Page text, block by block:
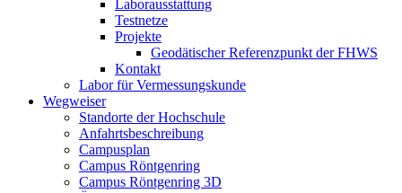
Laborausstattung
Testnetze
Projekte
Geodätischer Referenzpunkt der FHWS
Kontakt
Labor für Vermessungskunde
Wegweiser
Standorte der Hochschule
Anfahrtsbeschreibung
Campusplan
Campus Röntgenring
Campus Röntgenring 3D